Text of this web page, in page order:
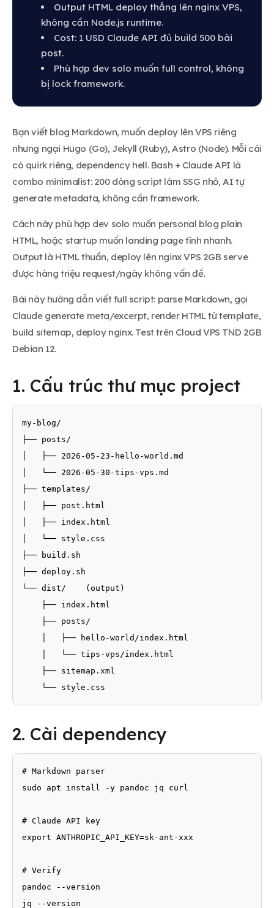
Output HTML deploy thẳng lên nginx VPS,
không cần Node.js runtime.
Cost: 1 USD Claude API đủ build 500 bài
post.
Phù hợp dev solo muốn full control, không
bị lock framework.
Bạn viết blog Markdown, muốn deploy lên VPS riêng
nhưng ngại Hugo (Go), Jekyll (Ruby), Astro (Node). Mỗi cái
có quirk riêng, dependency hell. Bash + Claude API là
combo minimalist: 200 dòng script làm SSG nhỏ, AI tự
generate metadata, không cần framework.
Cách này phù hợp dev solo muốn personal blog plain
HTML, hoặc startup muốn landing page tĩnh nhanh.
Output là HTML thuần, deploy lên nginx VPS 2GB serve
được hàng triệu request/ngày không vấn đề.
Bài này hướng dẫn viết full script: parse Markdown, gọi
Claude generate meta/excerpt, render HTML từ template,
build sitemap, deploy nginx. Test trên Cloud VPS TND 2GB
Debian 12.
1. Cấu trúc thư mục project
my-blog/
├── posts/
│   ├── 2026-05-23-hello-world.md
│   └── 2026-05-30-tips-vps.md
├── templates/
│   ├── post.html
│   ├── index.html
│   └── style.css
├── build.sh
├── deploy.sh
└── dist/    (output)
    ├── index.html
    ├── posts/
    │   ├── hello-world/index.html
    │   └── tips-vps/index.html
    ├── sitemap.xml
    └── style.css
2. Cài dependency
# Markdown parser
sudo apt install -y pandoc jq curl
# Claude API key
export ANTHROPIC_API_KEY=sk-ant-xxx
# Verify
pandoc --version
jq --version